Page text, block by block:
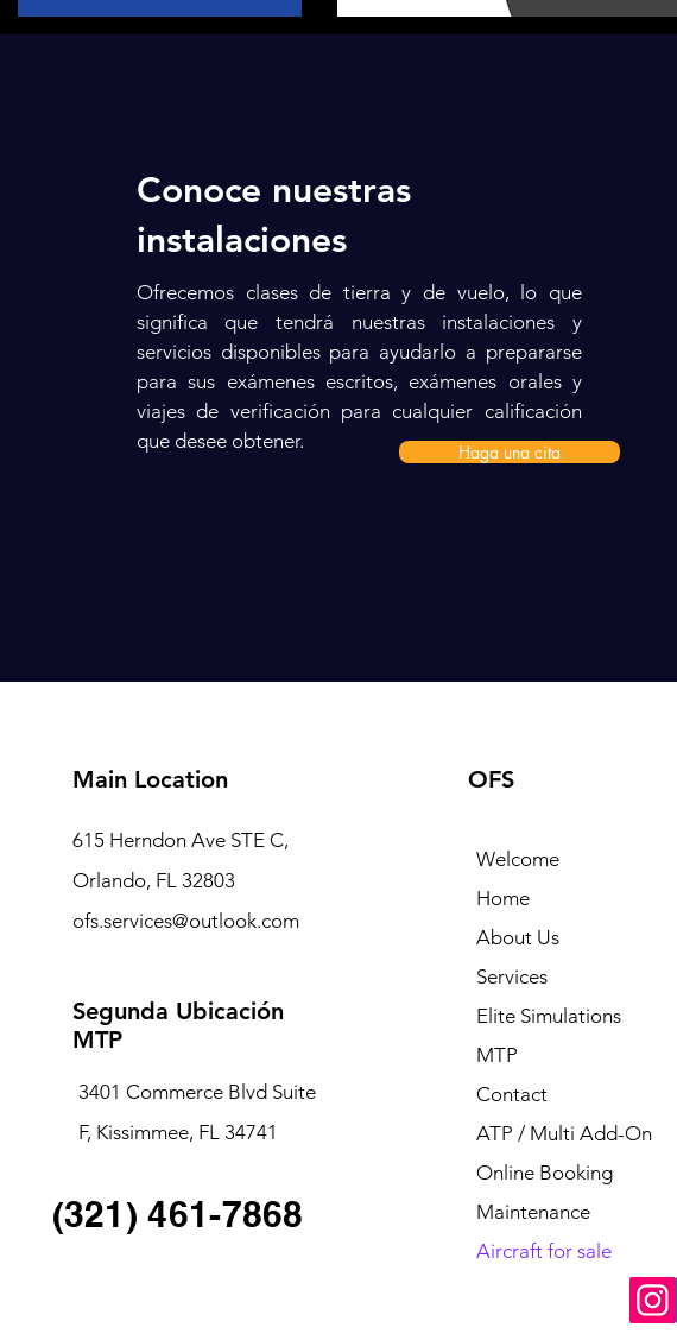
Conoce nuestras
instalaciones
Ofrecemos clases de tierra y de vuelo, lo que
significa que tendrá nuestras instalaciones y
servicios disponibles para ayudarlo a prepararse
para sus exámenes escritos, exámenes orales y
viajes de verificación para cualquier calificación
que desee obtener.
Haga una cita
Main Location
615 Herndon Ave STE C,
Orlando, FL 32803
ofs.services@outlook.com
Segunda Ubicación
MTP
3401 Commerce Blvd Suite
F, Kissimmee, FL 34741
(321) 461-7868
OFS
Welcome
Home
About Us
Services
Elite Simulations
MTP
Contact
ATP / Multi Add-On
Online Booking
Maintenance
Aircraft for sale